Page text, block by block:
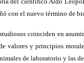
con el nuevo término de
coinciden en
valores y principios
de laboratorio y las